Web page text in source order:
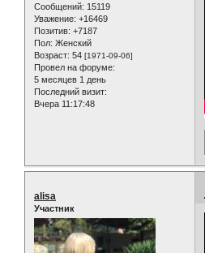
Сообщений: 15119
Уважение: +16469
Позитив: +7187
Пол: Женский
Возраст: 54 [1971-09-06]
Провел на форуме:
5 месяцев 1 день
Последний визит:
Вчера 11:17:48
alisa
Участник